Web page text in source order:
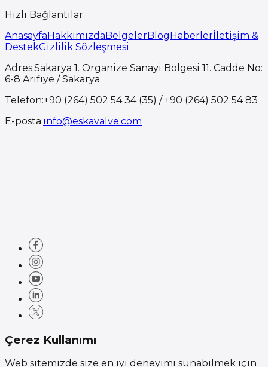
Hızlı Bağlantılar
AnasayfaHakkımızdaBelgelerBlogHaberlerİletişim &
DestekGizlilik Sözleşmesi
Adres:Sakarya 1. Organize Sanayi Bölgesi 11. Cadde No:
6-8 Arifiye / Sakarya
Telefon:+90 (264) 502 54 34 (35) / +90 (264) 502 54 83
E-posta:info@eskavalve.com
Çerez Kullanımı
Web sitemizde size en iyi deneyimi sunabilmek için